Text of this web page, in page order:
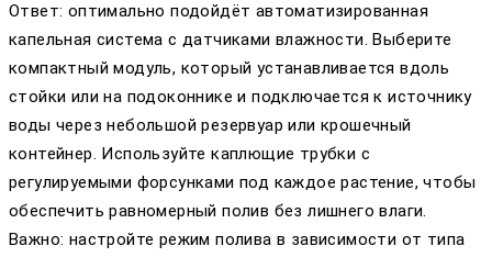
Ответ: оптимально подойдёт автоматизированная
капельная система с датчиками влажности. Выберите
компактный модуль, который устанавливается вдоль
стойки или на подоконнике и подключается к источнику
воды через небольшой резервуар или крошечный
контейнер. Используйте каплющие трубки с
регулируемыми форсунками под каждое растение, чтобы
обеспечить равномерный полив без лишнего влаги.
Важно: настройте режим полива в зависимости от типа